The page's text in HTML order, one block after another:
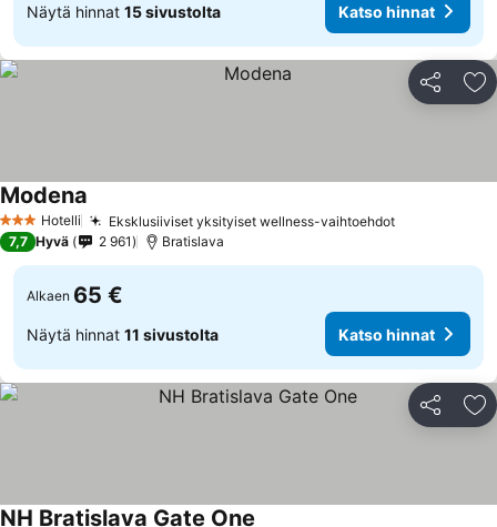
Näytä hinnat 15 sivustolta Katso hinnat
Jaa
3 Tähtiluokitus
Hotelli Eksklusiiviset yksityiset wellness-vaihtoehdot
Modena
7,7 Hyvä 2 961 Bratislava
Alkaen 65 €
Näytä hinnat 11 sivustolta Katso hinnat
Jaa
NH Bratislava Gate One